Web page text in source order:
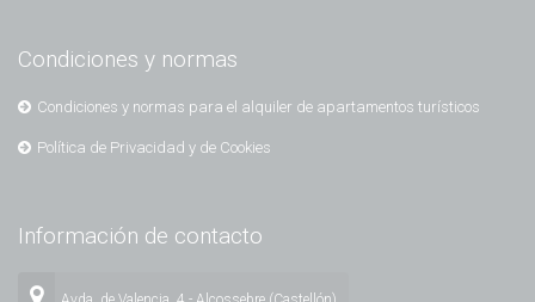
Condiciones y normas
Condiciones y normas para el alquiler de apartamentos turísticos
Política de Privacidad y de Cookies
Información de contacto